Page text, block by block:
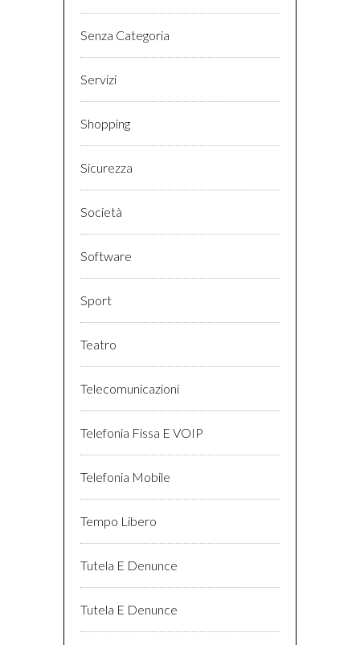
Senza Categoria
Servizi
Shopping
Sicurezza
Società
Software
Sport
Teatro
Telecomunicazioni
Telefonia Fissa E VOIP
Telefonia Mobile
Tempo Libero
Tutela E Denunce
Tutela E Denunce